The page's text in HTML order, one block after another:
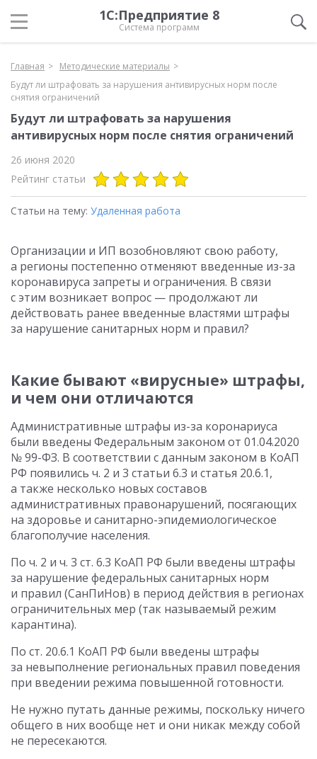
1С:Предприятие 8
Система программ
Главная
Методические материалы
Будут ли штрафовать за нарушения антивирусных норм после
снятия ограничений
Будут ли штрафовать за нарушения
антивирусных норм после снятия ограничений
26 июня 2020
Рейтинг статьи
Статьи на тему: Удаленная работа
Организации и ИП возобновляют свою работу,
а регионы постепенно отменяют введенные из-за
коронавируса запреты и ограничения. В связи
с этим возникает вопрос — продолжают ли
действовать ранее введенные властями штрафы
за нарушение санитарных норм и правил?
Какие бывают «вирусные» штрафы,
и чем они отличаются
Административные штрафы из-за коронариуса
были введены Федеральным законом от 01.04.2020
№ 99-ФЗ. В соответствии с данным законом в КоАП
РФ появились ч. 2 и 3 статьи 6.3 и статья 20.6.1,
а также несколько новых составов
административных правонарушений, посягающих
на здоровье и санитарно-эпидемиологическое
благополучие населения.
По ч. 2 и ч. 3 ст. 6.3 КоАП РФ были введены штрафы
за нарушение федеральных санитарных норм
и правил (СанПиНов) в период действия в регионах
ограничительных мер (так называемый режим
карантина).
По ст. 20.6.1 КоАП РФ были введены штрафы
за невыполнение региональных правил поведения
при введении режима повышенной готовности.
Не нужно путать данные режимы, поскольку ничего
общего в них вообще нет и они никак между собой
не пересекаются.